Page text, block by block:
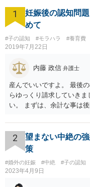
1
妊娠後の認知問
めて
#子の認知 #モラハラ #養育費
2019年7月22日
内藤 政信 弁護士
産んでいいですよ。 最後
らゆっくり請求していき
い。 まずは、余計な事は
2
望まない中絶の
策
#婚外の妊娠 #中絶 #子の認知
2023年4月9日